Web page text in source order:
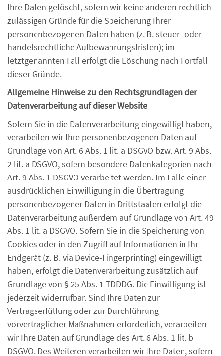
Ihre Daten gelöscht, sofern wir keine anderen rechtlich
zulässigen Gründe für die Speicherung Ihrer
personenbezogenen Daten haben (z. B. steuer- oder
handelsrechtliche Aufbewahrungsfristen); im
letztgenannten Fall erfolgt die Löschung nach Fortfall
dieser Gründe.
Allgemeine Hinweise zu den Rechtsgrundlagen der
Datenverarbeitung auf dieser Website
Sofern Sie in die Datenverarbeitung eingewilligt haben,
verarbeiten wir Ihre personenbezogenen Daten auf
Grundlage von Art. 6 Abs. 1 lit. a DSGVO bzw. Art. 9 Abs.
2 lit. a DSGVO, sofern besondere Datenkategorien nach
Art. 9 Abs. 1 DSGVO verarbeitet werden. Im Falle einer
ausdrücklichen Einwilligung in die Übertragung
personenbezogener Daten in Drittstaaten erfolgt die
Datenverarbeitung außerdem auf Grundlage von Art. 49
Abs. 1 lit. a DSGVO. Sofern Sie in die Speicherung von
Cookies oder in den Zugriff auf Informationen in Ihr
Endgerät (z. B. via Device-Fingerprinting) eingewilligt
haben, erfolgt die Datenverarbeitung zusätzlich auf
Grundlage von § 25 Abs. 1 TDDDG. Die Einwilligung ist
jederzeit widerrufbar. Sind Ihre Daten zur
Vertragserfüllung oder zur Durchführung
vorvertraglicher Maßnahmen erforderlich, verarbeiten
wir Ihre Daten auf Grundlage des Art. 6 Abs. 1 lit. b
DSGVO. Des Weiteren verarbeiten wir Ihre Daten, sofern